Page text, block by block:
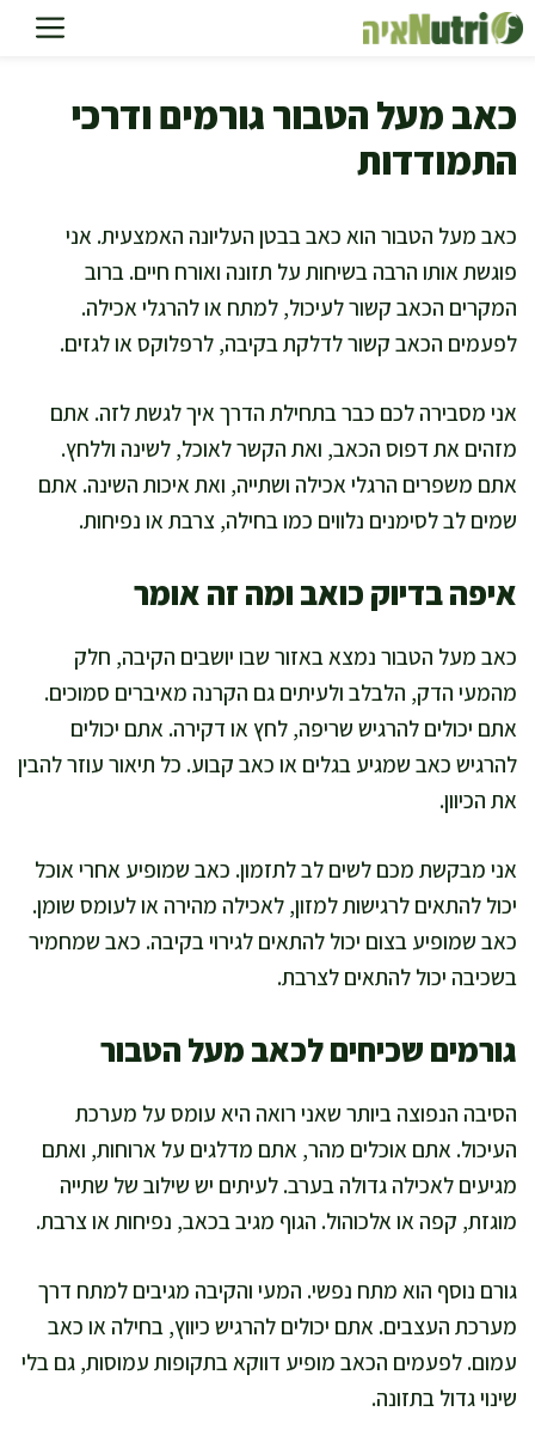
לדלג
לתוכן
כאב מעל הטבור גורמים ודרכי
התמודדות
כאב מעל הטבור הוא כאב בבטן העליונה האמצעית. אני
פוגשת אותו הרבה בשיחות על תזונה ואורח חיים. ברוב
המקרים הכאב קשור לעיכול, למתח או להרגלי אכילה.
לפעמים הכאב קשור לדלקת בקיבה, לרפלוקס או לגזים.
אני מסבירה לכם כבר בתחילת הדרך איך לגשת לזה. אתם
מזהים את דפוס הכאב, ואת הקשר לאוכל, לשינה וללחץ.
אתם משפרים הרגלי אכילה ושתייה, ואת איכות השינה. אתם
שמים לב לסימנים נלווים כמו בחילה, צרבת או נפיחות.
איפה בדיוק כואב ומה זה אומר
כאב מעל הטבור נמצא באזור שבו יושבים הקיבה, חלק
מהמעי הדק, הלבלב ולעיתים גם הקרנה מאיברים סמוכים.
אתם יכולים להרגיש שריפה, לחץ או דקירה. אתם יכולים
להרגיש כאב שמגיע בגלים או כאב קבוע. כל תיאור עוזר להבין
את הכיוון.
אני מבקשת מכם לשים לב לתזמון. כאב שמופיע אחרי אוכל
יכול להתאים לרגישות למזון, לאכילה מהירה או לעומס שומן.
כאב שמופיע בצום יכול להתאים לגירוי בקיבה. כאב שמחמיר
בשכיבה יכול להתאים לצרבת.
גורמים שכיחים לכאב מעל הטבור
הסיבה הנפוצה ביותר שאני רואה היא עומס על מערכת
העיכול. אתם אוכלים מהר, אתם מדלגים על ארוחות, ואתם
מגיעים לאכילה גדולה בערב. לעיתים יש שילוב של שתייה
מוגזת, קפה או אלכוהול. הגוף מגיב בכאב, נפיחות או צרבת.
גורם נוסף הוא מתח נפשי. המעי והקיבה מגיבים למתח דרך
מערכת העצבים. אתם יכולים להרגיש כיווץ, בחילה או כאב
עמום. לפעמים הכאב מופיע דווקא בתקופות עמוסות, גם בלי
שינוי גדול בתזונה.